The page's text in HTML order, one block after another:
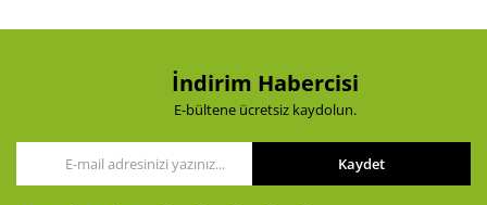
İndirim Habercisi
E-bültene ücretsiz kaydolun.
Kaydet